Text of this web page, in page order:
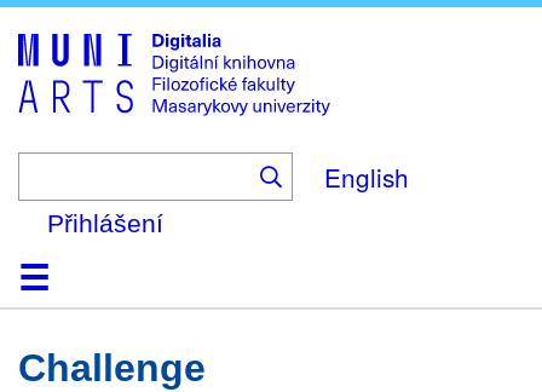
to
main
content
English
Přihlášení
DomůKolekce
Prohlížení
Vyhledávání
O platformě
Nápověda
KontaktDigitalia
Challenge